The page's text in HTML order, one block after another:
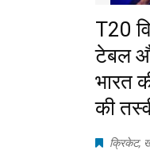
T20
टेबल
भारत
की
क्रिकेट,